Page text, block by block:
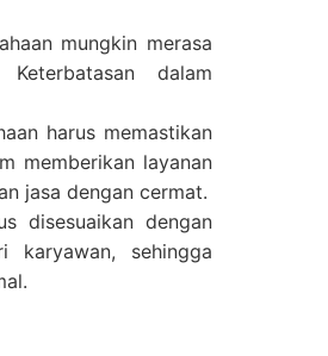
mungkin merasa
dalam
harus memastikan
memberikan layanan
jasa dengan cermat.
disesuaikan dengan
karyawan, sehingga